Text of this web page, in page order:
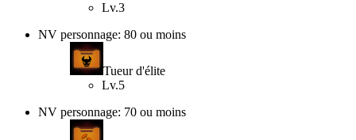
Lv.3
NV personnage: 80 ou moins
Tueur d'élite
Lv.5
NV personnage: 70 ou moins